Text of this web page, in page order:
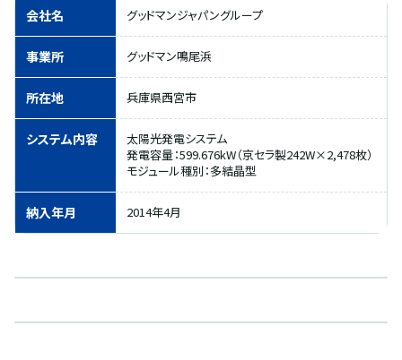
会社名 グッドマンジャパングループ
事業所 グッドマン鳴尾浜
所在地 兵庫県西宮市
システム内容
太陽光発電システム
発電容量：599.676kW（京セラ製242W×2,478枚）
モジュール種別：多結晶型
納入年月 2014年4月